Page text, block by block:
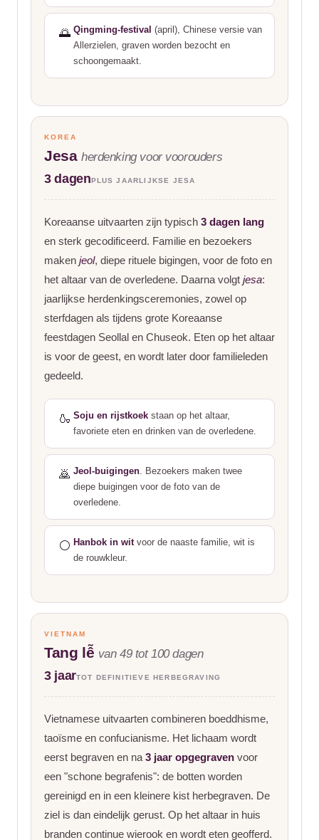
🌅 Qingming-festival (april), Chinese versie van
Allerzielen, graven worden bezocht en
schoongemaakt.
KOREA
Jesa herdenking voor voorouders
3 dagenPLUS JAARLIJKSE JESA
Koreaanse uitvaarten zijn typisch 3 dagen lang
en sterk gecodificeerd. Familie en bezoekers
maken jeol, diepe rituele bigingen, voor de foto en
het altaar van de overledene. Daarna volgt jesa:
jaarlijkse herdenkingsceremonies, zowel op
sterfdagen als tijdens grote Koreaanse
feestdagen Seollal en Chuseok. Eten op het altaar
is voor de geest, en wordt later door familieleden
gedeeld.
🍶 Soju en rijstkoek staan op het altaar,
favoriete eten en drinken van de overledene.
🙇 Jeol-buigingen . Bezoekers maken twee
diepe buigingen voor de foto van de
overledene.
⚪ Hanbok in wit voor de naaste familie, wit is
de rouwkleur.
VIETNAM
Tang lễ van 49 tot 100 dagen
3 jaarTOT DEFINITIEVE HERBEGRAVING
Vietnamese uitvaarten combineren boeddhisme,
taoïsme en confucianisme. Het lichaam wordt
eerst begraven en na 3 jaar opgegraven voor
een "schone begrafenis": de botten worden
gereinigd en in een kleinere kist herbegraven. De
ziel is dan eindelijk gerust. Op het altaar in huis
branden continue wierook en wordt eten geofferd.